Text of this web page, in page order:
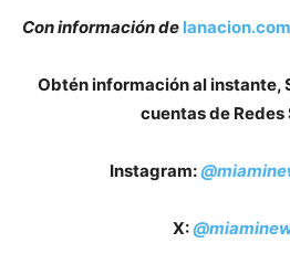
Con información de lanacion.com
Obtén información al instante,
cuentas de Redes
Instagram:
X: